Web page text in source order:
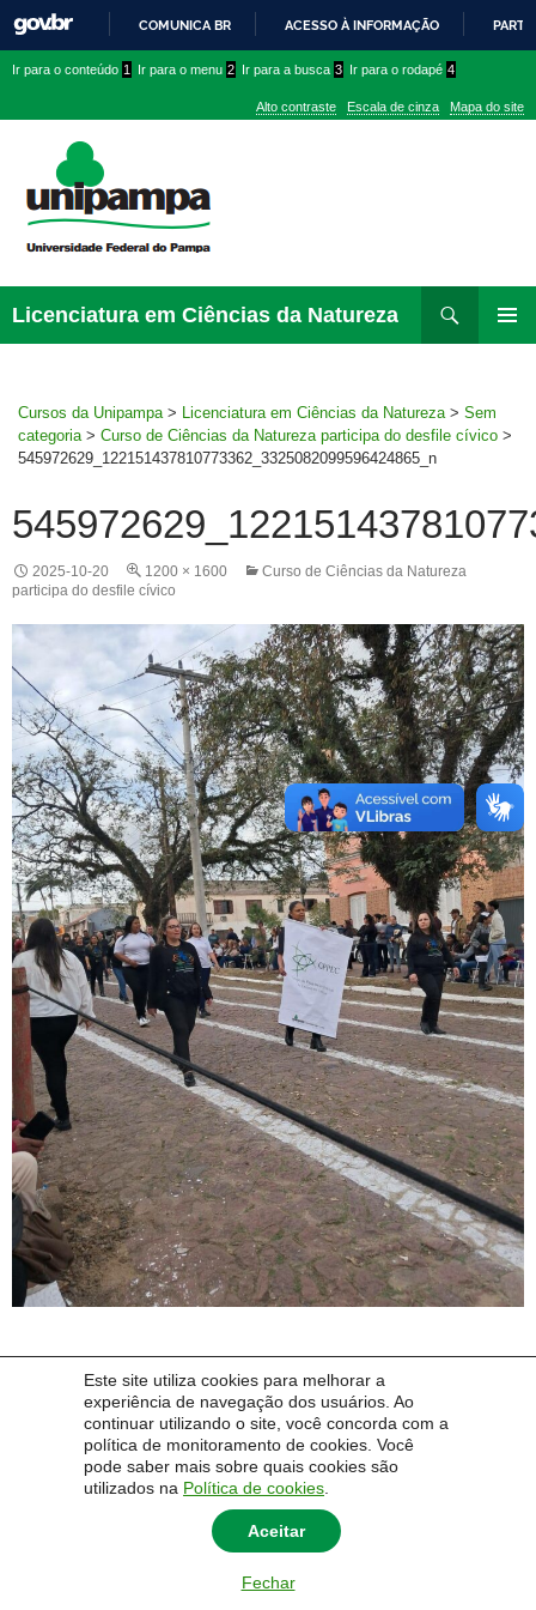
Este site utiliza cookies para melhorar a
experiência de navegação dos usuários. Ao
continuar utilizando o site, você concorda com a
política de monitoramento de cookies. Você
pode saber mais sobre quais cookies são
utilizados na Política de cookies
Aceitar
Fechar
PARA
CONTEÚDO
COMUNICA BR ACESSO À INFORMAÇÃO
conteúdo
menu
superior
menu
Ir para o conteúdo 1 Ir para o menu 2 Ir para a busca 3 Ir para o rodapé 4
Alto contraste Escala de cinza Mapa do site
Licenciatura em Ciências da Natureza
para
Cursos da Unipampa > Licenciatura em Ciências da Natureza > Sem
categoria > Curso de Ciências da Natureza participa do desfile cívico >
545972629_122151437810773362_3325082099596424865_n
2025-10-20 1200 × 1600
Curso de Ciências da Natureza
participa do desfile cívico
Próxima imagem
© 2014 Universidade Federal do Pampa - UNIPAMPA